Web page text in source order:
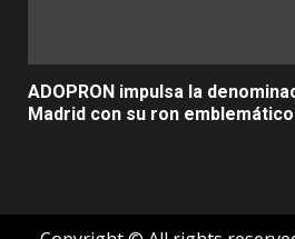
ADOPRON impulsa la
Madrid con su ron emblemático